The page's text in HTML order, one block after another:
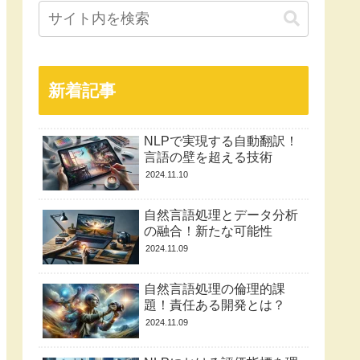
新着記事
NLPで実現する自動翻訳！
言語の壁を超える技術
2024.11.10
自然言語処理とデータ分析
の融合！新たな可能性
2024.11.09
自然言語処理の倫理的課
題！責任ある開発とは？
2024.11.09